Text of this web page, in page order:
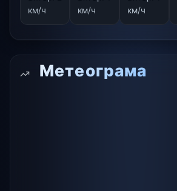
км/ч
км/ч
км/ч
Метеограма